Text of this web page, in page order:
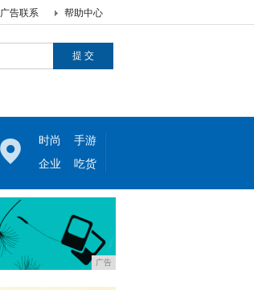
帮助中心
广告联系
时尚
手游
企业
吃货
广告